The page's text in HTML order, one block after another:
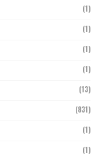
(1)
(1)
(1)
(1)
(13)
(831)
(1)
(1)